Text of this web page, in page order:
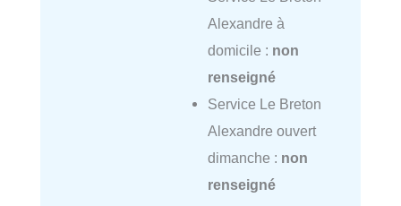
Alexandre à
domicile : non
renseigné
Service Le Breton
Alexandre ouvert
dimanche : non
renseigné